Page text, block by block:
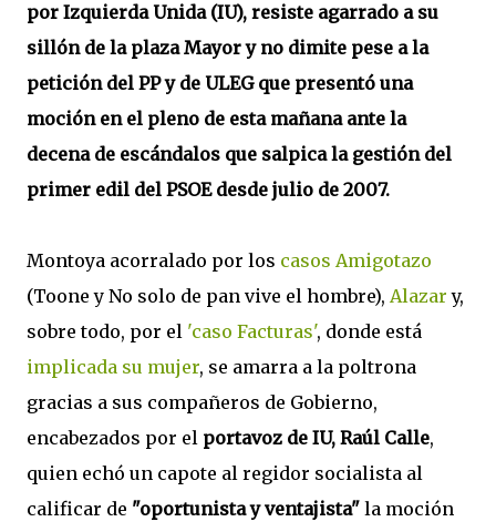
por Izquierda Unida (IU), resiste agarrado a su
sillón de la plaza Mayor y no dimite pese a la
petición del PP y de ULEG que presentó una
moción en el pleno de esta mañana ante la
decena de escándalos que salpica la gestión del
primer edil del PSOE desde julio de 2007.
Montoya acorralado por los casos Amigotazo
(Toone y No solo de pan vive el hombre), Alazar y,
sobre todo, por el 'caso Facturas', donde está
implicada su mujer, se amarra a la poltrona
gracias a sus compañeros de Gobierno,
encabezados por el portavoz de IU, Raúl Calle,
quien echó un capote al regidor socialista al
calificar de "oportunista y ventajista" la moción